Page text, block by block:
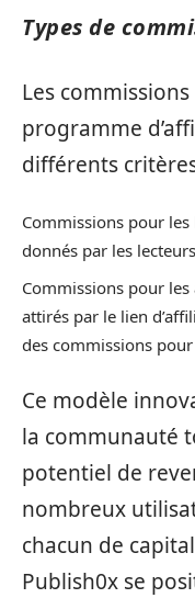
Types de
Les
programme
différents
Commissions pour
donnés par les
Commissions pour
attirés par le lien
des commissions
Ce modèle
la communauté
potentiel de
nombreux
chacun de
Publish0x se